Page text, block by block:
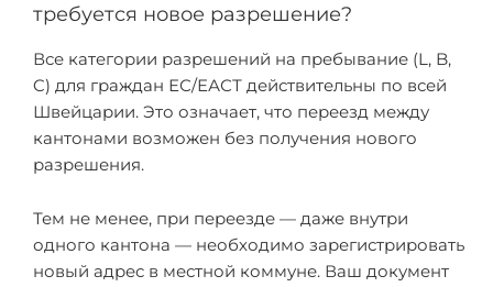
требуется новое разрешение?
Все категории разрешений на пребывание (L, B,
C) для граждан ЕС/ЕАСТ действительны по всей
Швейцарии. Это означает, что переезд между
кантонами возможен без получения нового
разрешения.
Тем не менее, при переезде — даже внутри
одного кантона — необходимо зарегистрировать
новый адрес в местной коммуне. Ваш документ